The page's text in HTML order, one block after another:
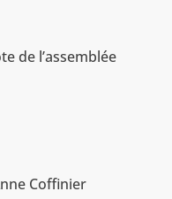
de l’assemblée
Coffinier